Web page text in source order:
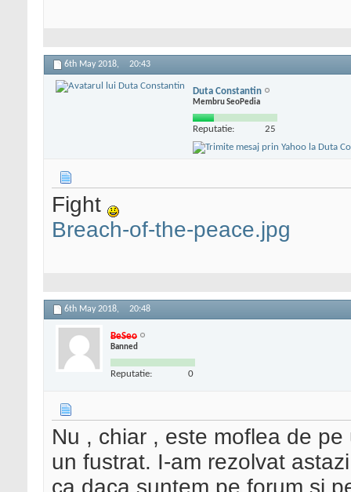
6th May 2018, 20:43
Duta Constantin
Membru SeoPedia
Reputatie: 25
Fight
Breach-of-the-peace.jpg
6th May 2018, 20:48
BeSeo
Banned
Reputatie: 0
Nu , chiar , este moflea de
un fustrat. I-am rezolvat